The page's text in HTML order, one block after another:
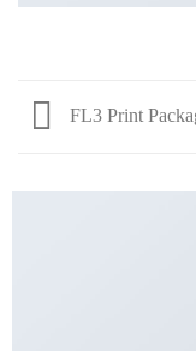
FL3 Print